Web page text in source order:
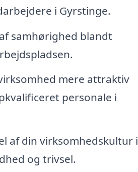
i Gyrstinge.
samhørighed blandt
mere attraktiv
personale i
af din virksomhedskultur i
og trivsel.